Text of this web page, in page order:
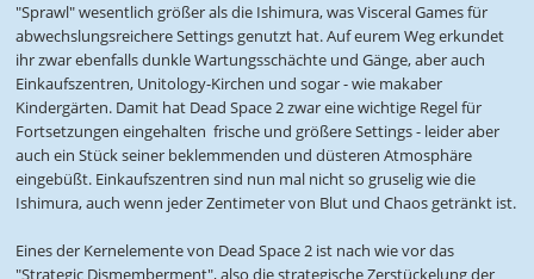
"Sprawl" wesentlich größer als die Ishimura, was Visceral Games für
abwechslungsreichere Settings genutzt hat. Auf eurem Weg erkundet
ihr zwar ebenfalls dunkle Wartungsschächte und Gänge, aber auch
Einkaufszentren, Unitology-Kirchen und sogar - wie makaber 
Kindergärten. Damit hat Dead Space 2 zwar eine wichtige Regel für
Fortsetzungen eingehalten  frische und größere Settings - leider aber
auch ein Stück seiner beklemmenden und düsteren Atmosphäre
eingebüßt. Einkaufszentren sind nun mal nicht so gruselig wie die
Ishimura, auch wenn jeder Zentimeter von Blut und Chaos getränkt ist.
Eines der Kernelemente von Dead Space 2 ist nach wie vor das
"Strategic Dismemberment", also die strategische Zerstückelung der